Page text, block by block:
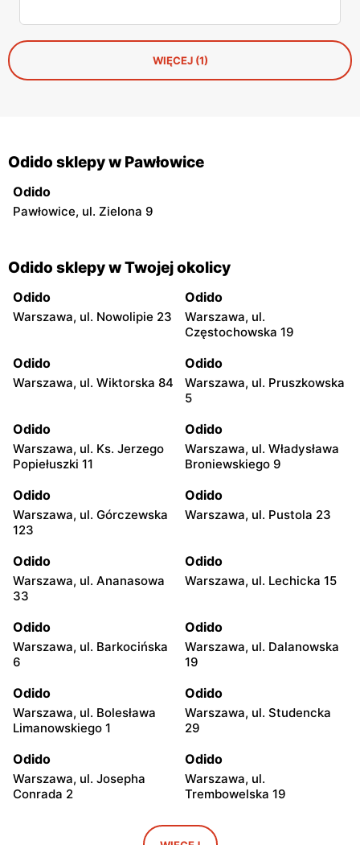
WIĘCEJ (1)
Odido sklepy w Pawłowice
Odido
Pawłowice, ul. Zielona 9
Odido sklepy w Twojej okolicy
Odido
Warszawa, ul. Nowolipie 23
Odido
Warszawa, ul.
Częstochowska 19
Odido
Warszawa, ul. Wiktorska 84
Odido
Warszawa, ul. Pruszkowska
5
Odido
Warszawa, ul. Ks. Jerzego
Popiełuszki 11
Odido
Warszawa, ul. Władysława
Broniewskiego 9
Odido
Warszawa, ul. Górczewska
123
Odido
Warszawa, ul. Pustola 23
Odido
Warszawa, ul. Ananasowa
33
Odido
Warszawa, ul. Lechicka 15
Odido
Warszawa, ul. Barkocińska
6
Odido
Warszawa, ul. Dalanowska
19
Odido
Warszawa, ul. Bolesława
Limanowskiego 1
Odido
Warszawa, ul. Studencka
29
Odido
Warszawa, ul. Josepha
Conrada 2
Odido
Warszawa, ul.
Trembowelska 19
Odido